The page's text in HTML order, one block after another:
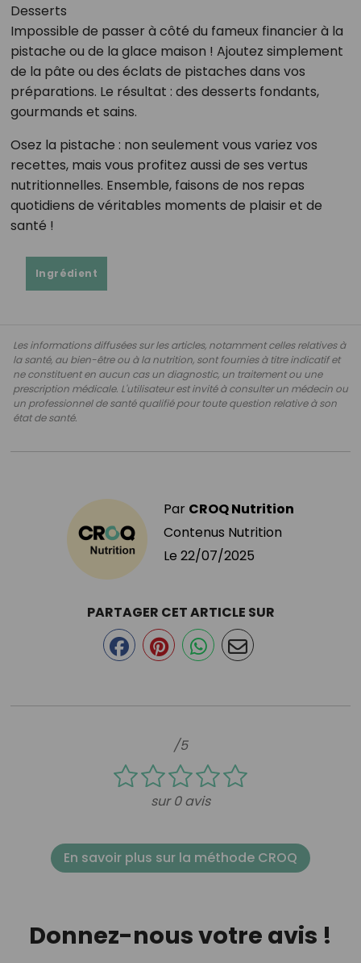
Desserts
Impossible de passer à côté du fameux financier à la
pistache ou de la glace maison ! Ajoutez simplement
de la pâte ou des éclats de pistaches dans vos
préparations. Le résultat : des desserts fondants,
gourmands et sains.
Osez la pistache : non seulement vous variez vos
recettes, mais vous profitez aussi de ses vertus
nutritionnelles. Ensemble, faisons de nos repas
quotidiens de véritables moments de plaisir et de
santé !
Ingrédient
Les informations diffusées sur les articles, notamment celles relatives à
la santé, au bien-être ou à la nutrition, sont fournies à titre indicatif et
ne constituent en aucun cas un diagnostic, un traitement ou une
prescription médicale. L'utilisateur est invité à consulter un médecin ou
un professionnel de santé qualifié pour toute question relative à son
état de santé.
Par CROQ Nutrition
Contenus Nutrition
Le 22/07/2025
/5
sur 0 avis
PARTAGER CET ARTICLE SUR
En savoir plus sur la méthode CROQ
Donnez-nous votre avis !